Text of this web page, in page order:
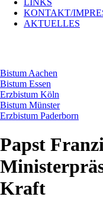
Köln
Bistum
Münster
LINKS
KONTAKT/
AKTUELLES
Bistum Aachen
Bistum Essen
Erzbistum Köln
Bistum Münster
Erzbistum Paderborn
Papst
Kraft